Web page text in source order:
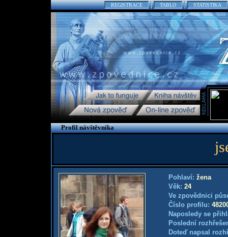
REGISTRACE TABLO STATISTIKA
Profil návštěvníka
Pohlaví: žena
Věk: 24
Ve zpovědnici
Číslo profilu:
Naposledy se
Poslední
Doteď napsal